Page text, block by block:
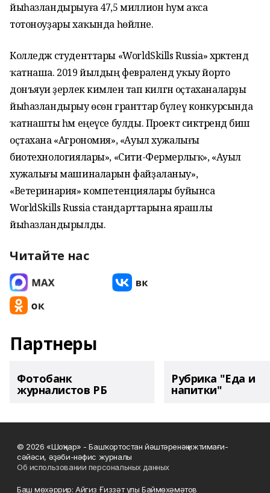
йыһазландырыуға 47,5 миллион һум аҡса
тотоноуҙары хаҡында һөйләне.
Колледж студенттары «WorldSkills Russia» хәрәкәтендә
ҡатнаша. 2019 йылдың февралендә уҡыу йорто
донъяуи әҙерлек кимәленә тап килгән оҫтаханаларҙы
йыһазландырыу өсөн гранттар бүлеү конкурсында
ҡатнашты һәм еңеүсе булды. Проект сиктәрендә биш
оҫтахана «Агрономия», «Ауыл хужалығы
биотехнологиялары», «Сити-Фермерлыҡ», «Ауыл
хужалығы машиналарын файҙаланыу»,
«Ветеринария» компетенциялары буйынса
WorldSkills Russia стандарттарына ярашлы
йыһазландырылды.
Читайте нас
Партнеры
Фотобанк
журналистов РБ
Рубрика "Еда и
напитки"
© 2026 «Шоңҡар» - Башҡортостан йәштәренәң ижтимағи-
сәйәси, әҙәби-нәфис журналы
Об использовании персональных данных
Баш мөхәррир: Айгиз Ғиззәт улы Баймөхәмәтов